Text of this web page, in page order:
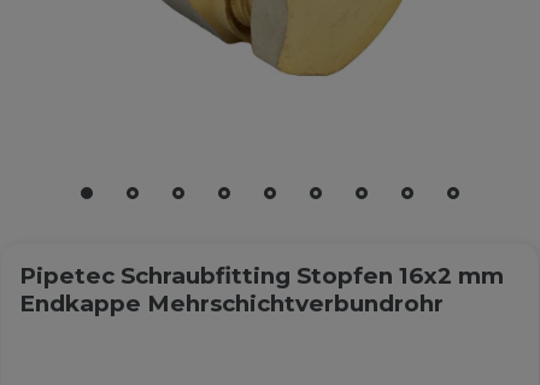
Pipetec Schraubfitting Stopfen 16x2 mm
Endkappe Mehrschichtverbundrohr